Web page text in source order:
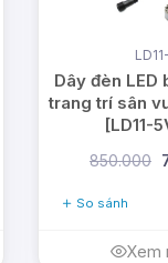
Dây đèn LED
trang trí sân
[LD11-
850.000
So sánh
Xem